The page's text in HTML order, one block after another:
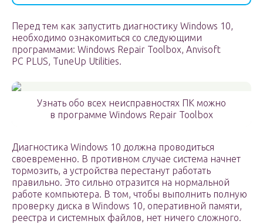
Перед тем как запустить диагностику Windows 10,
необходимо ознакомиться со следующими
программами: Windows Repair Toolbox, Anvisoft
PC PLUS, TuneUp Utilities.
Узнать обо всех неисправностях ПК можно
в программе Windows Repair Toolbox
Диагностика Windows 10 должна проводиться
своевременно. В противном случае система начнет
тормозить, а устройства перестанут работать
правильно. Это сильно отразится на нормальной
работе компьютера. В том, чтобы выполнить полную
проверку диска в Windows 10, оперативной памяти,
реестра и системных файлов, нет ничего сложного.